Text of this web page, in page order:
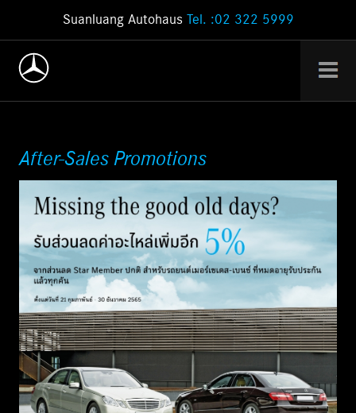
Suanluang Autohaus Tel. :02 322 5999
After-Sales Promotions